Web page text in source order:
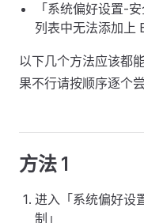
「系统偏好设置-
列表中无法添加上
以下几个方法应该都
果不行请按顺序逐个尝
方法 1
进入「系统偏好设
制」